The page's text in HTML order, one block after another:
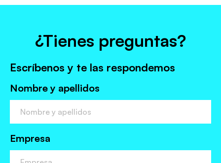
¿Tienes preguntas?
Escríbenos y te las respondemos
Nombre y apellidos
Empresa